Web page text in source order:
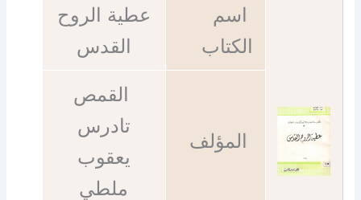
اسم
الكتاب
عطية الروح
القدس
المؤلف
القمص
تادرس
يعقوب
ملطي